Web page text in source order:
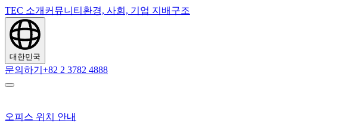
TEC 소개 커뮤니티 환경, 사회, 기업 지배구조
대한민국
문의하기 +82 2 3782 4888
오피스 위치 안내